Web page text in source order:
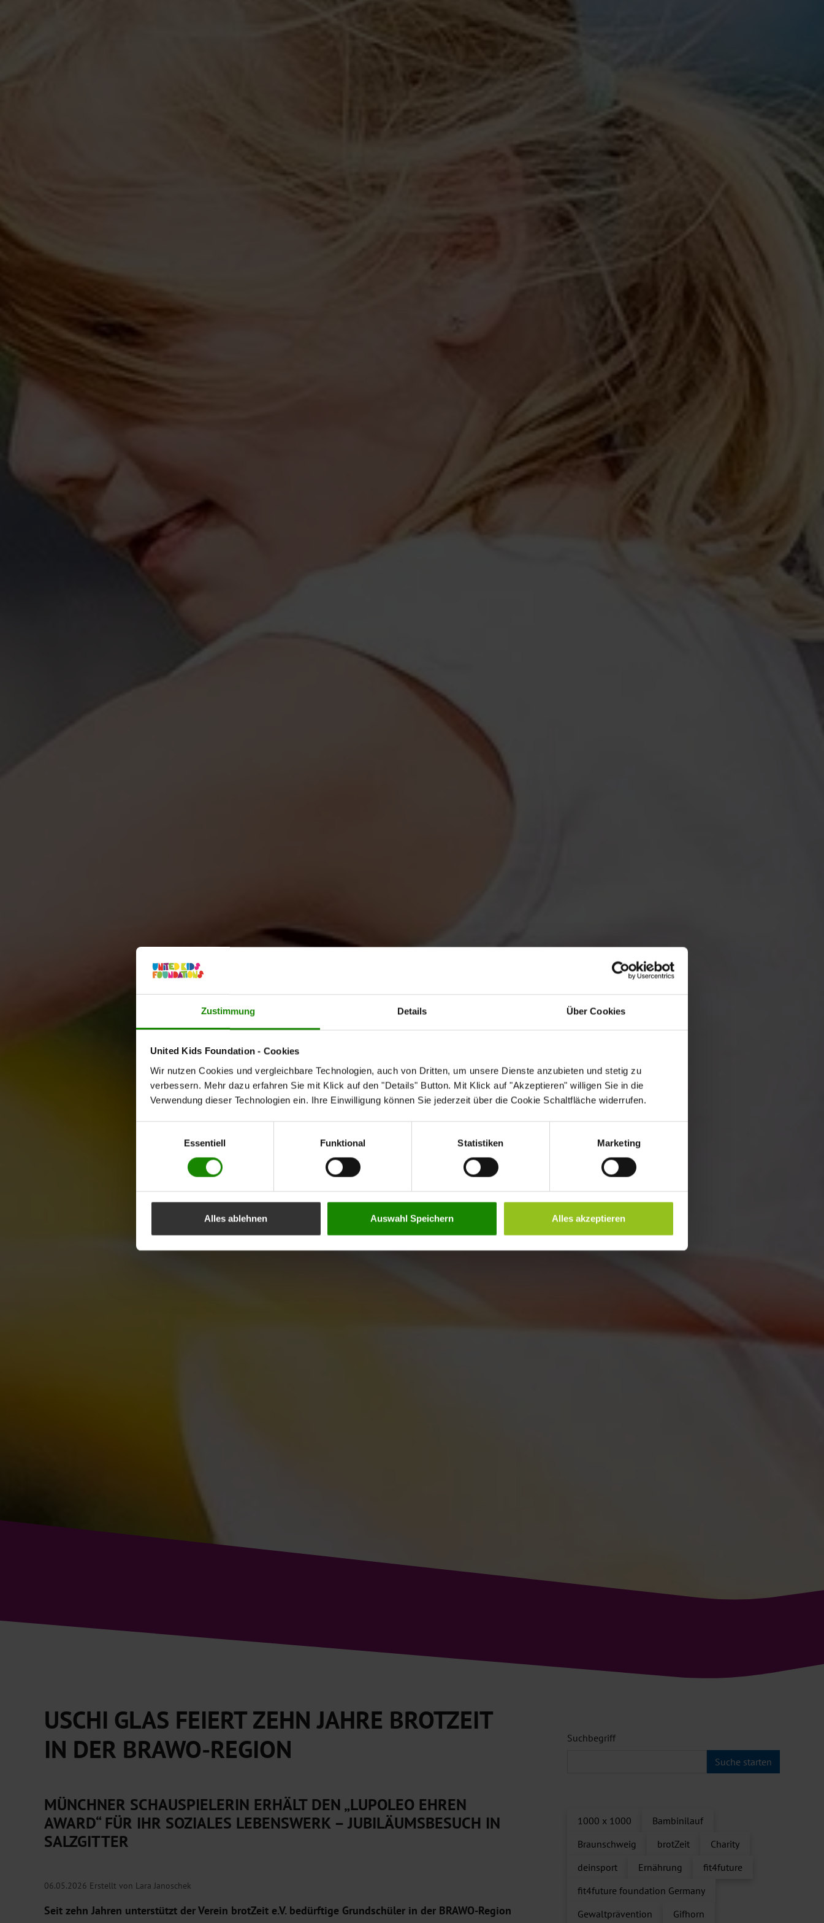
Zustimmung Details Über Cookies
United Kids Foundation - Cookies
Wir nutzen Cookies und vergleichbare Technologien, auch von Dritten, um unsere Dienste anzubieten und stetig zu
verbessern. Mehr dazu erfahren Sie mit Klick auf den "Details" Button. Mit Klick auf "Akzeptieren" willigen Sie in die
Verwendung dieser Technologien ein. Ihre Einwilligung können Sie jederzeit über die Cookie Schaltfläche widerrufen.
Essentiell
Funktional Statistiken Marketing
Alles ablehnen Auswahl Speichern Alles akzeptieren
USCHI GLAS FEIERT ZEHN JAHRE BROTZEIT
IN DER BRAWO-REGION
MÜNCHNER SCHAUSPIELERIN ERHÄLT DEN „LUPOLEO EHREN
AWARD“ FÜR IHR SOZIALES LEBENSWERK – JUBILÄUMSBESUCH IN
SALZGITTER
06.05.2026 Erstellt von Lara Janoschek
Seit zehn Jahren unterstützt der Verein brotZeit e.V. bedürftige Grundschüler in der BRAWO-Region
Suchbegriff
1000 x 1000
Bambinilauf
Braunschweig
brotZeit
Charity
deinsport
Ernährung
fit4future
fit4future foundation Germany
Gewaltprävention
Gifhorn